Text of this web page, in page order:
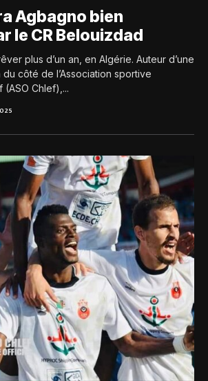
Agbagno bien
le CR Belouizdad
plus d’un an, en Algérie. Auteur d’une
côté de l’Association sportive
Chlef),...